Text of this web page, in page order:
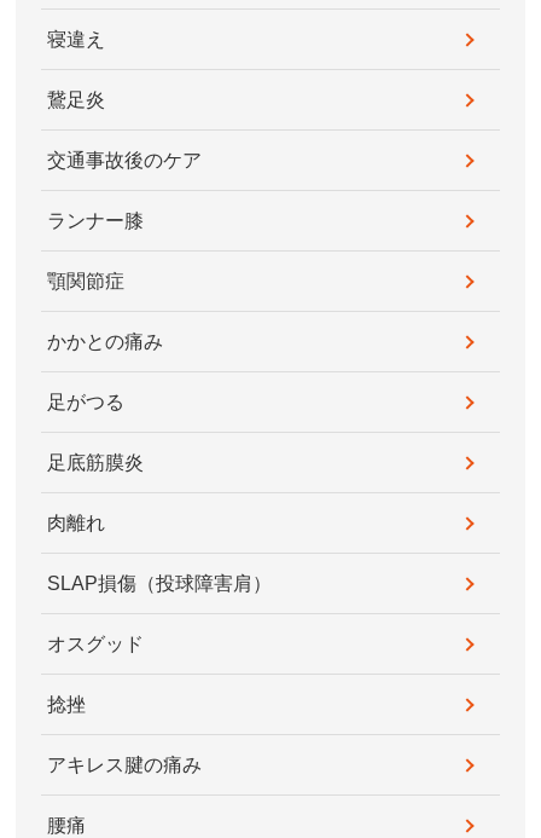
寝違え
鵞足炎
交通事故後のケア
ランナー膝
顎関節症
かかとの痛み
足がつる
足底筋膜炎
肉離れ
SLAP損傷（投球障害肩）
オスグッド
捻挫
アキレス腱の痛み
腰痛